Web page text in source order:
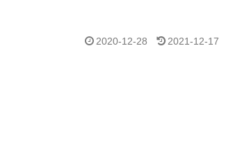
2020-12-28 2021-12-17